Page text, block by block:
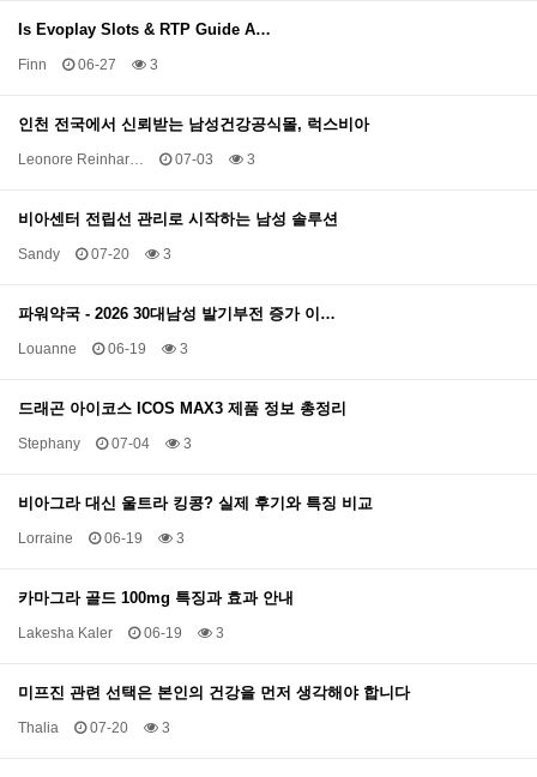
Is Evoplay Slots & RTP Guide A…
Finn 06-27 3
인천 전국에서 신뢰받는 남성건강공식몰, 럭스비아
Leonore Reinhar… 07-03 3
비아센터 전립선 관리로 시작하는 남성 솔루션
Sandy 07-20 3
파워약국 - 2026 30대남성 발기부전 증가 이…
Louanne 06-19 3
드래곤 아이코스 ICOS MAX3 제품 정보 총정리
Stephany 07-04 3
비아그라 대신 울트라 킹콩? 실제 후기와 특징 비교
Lorraine 06-19 3
카마그라 골드 100mg 특징과 효과 안내
Lakesha Kaler 06-19 3
미프진 관련 선택은 본인의 건강을 먼저 생각해야 합니다
Thalia 07-20 3